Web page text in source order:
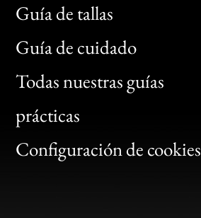
Guía de tallas
Guía de cuidado
Todas nuestras guías
prácticas
Configuración de cookies